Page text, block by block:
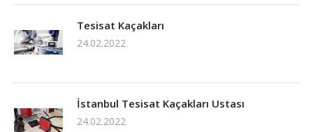
Tesisat Kaçakları
24.02.2022
İstanbul Tesisat Kaçakları Ustası
24.02.2022